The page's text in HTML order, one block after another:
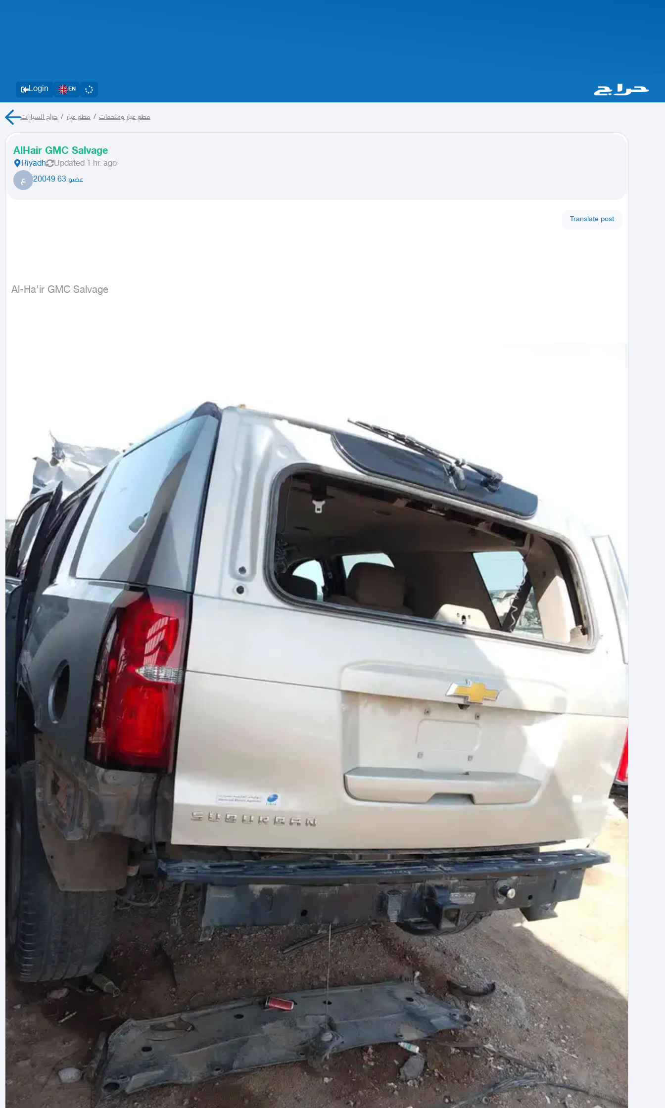
Login EN
قطع غيار وملحقات / قطع غيار / حراج السيارات
AlHair GMC Salvage
Riyadh Updated 1 hr. ago
ع عضو 63 20049
Translate post
Al-Ha'ir GMC Salvage